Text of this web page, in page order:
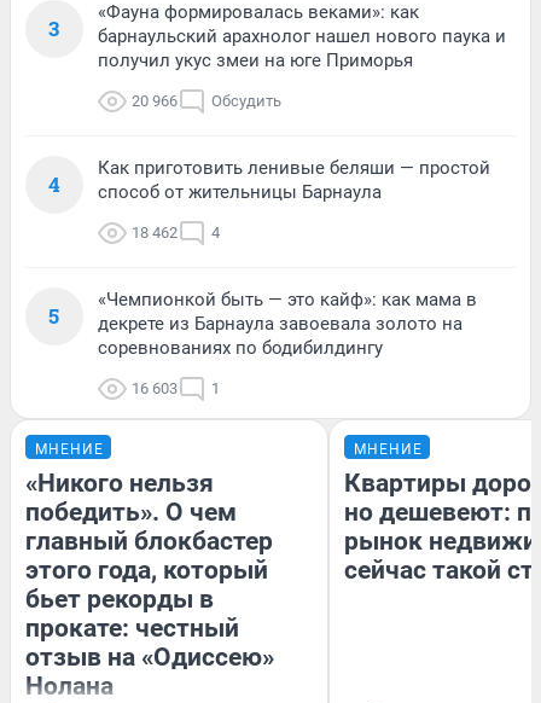
3
«Фауна формировалась веками»: как
барнаульский арахнолог нашел нового паука и
получил укус змеи на юге Приморья
20 966 Обсудить
4
Как приготовить ленивые беляши — простой
способ от жительницы Барнаула
18 462 4
5
«Чемпионкой быть — это кайф»: как мама в
декрете из Барнаула завоевала золото на
соревнованиях по бодибилдингу
16 603 1
МНЕНИЕ
«Никого нельзя
победить». О чем
главный блокбастер
этого года, который
бьет рекорды в
прокате: честный
отзыв на «Одиссею»
Нолана
МНЕНИЕ
Квартиры
но дешевеют:
рынок
сейчас такой